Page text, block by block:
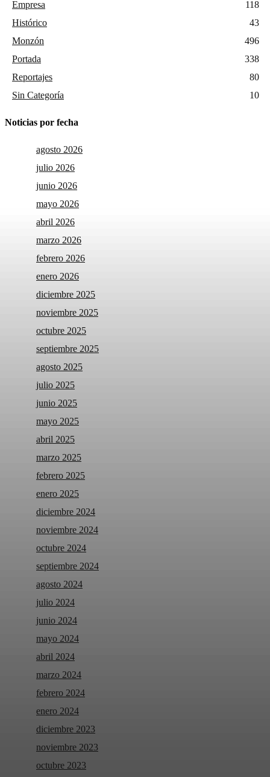
Empresa
118
Histórico
43
Monzón
496
Portada
338
Reportajes
80
Sin Categoría
10
Noticias por fecha
agosto 2026
julio 2026
junio 2026
mayo 2026
abril 2026
marzo 2026
febrero 2026
enero 2026
diciembre 2025
noviembre 2025
octubre 2025
septiembre 2025
agosto 2025
julio 2025
junio 2025
mayo 2025
abril 2025
marzo 2025
febrero 2025
enero 2025
diciembre 2024
noviembre 2024
octubre 2024
septiembre 2024
agosto 2024
julio 2024
junio 2024
mayo 2024
abril 2024
marzo 2024
febrero 2024
enero 2024
diciembre 2023
noviembre 2023
octubre 2023